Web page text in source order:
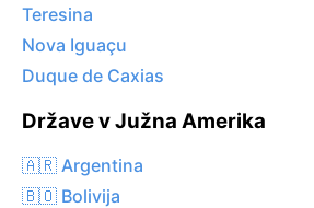
Teresina
Nova Iguaçu
Duque de Caxias
Države v Južna Amerika
🇦🇷 Argentina
🇧🇴 Bolivija